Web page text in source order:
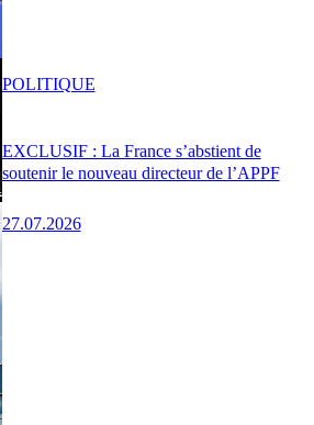
EXCLUSIF : La France s’abstient de
soutenir le nouveau directeur de l’APPF
27.07.2026
POLITIQUE